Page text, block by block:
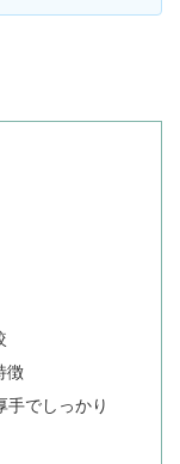
徴
手でしっかり